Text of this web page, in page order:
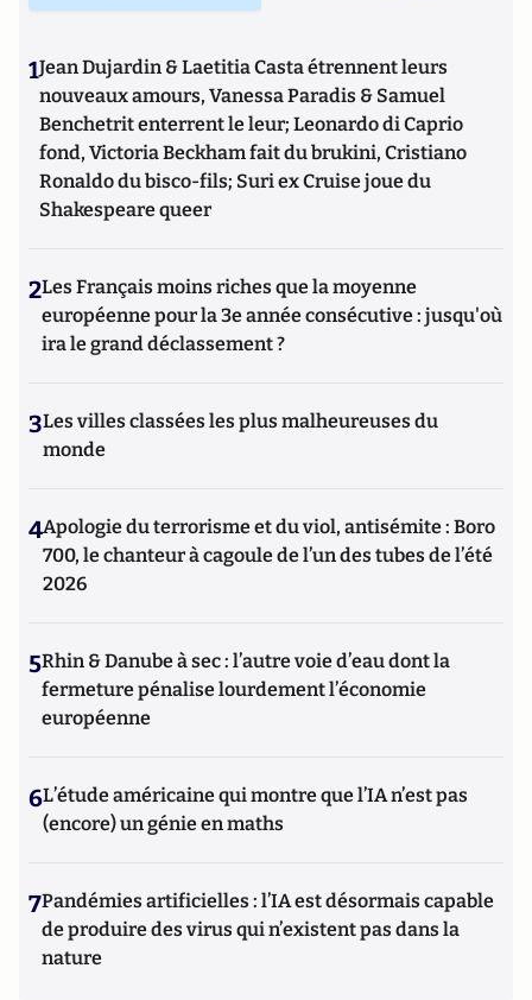
1Jean Dujardin & Laetitia Casta étrennent leurs
nouveaux amours, Vanessa Paradis & Samuel
Benchetrit enterrent le leur; Leonardo di Caprio
fond, Victoria Beckham fait du brukini, Cristiano
Ronaldo du bisco-fils; Suri ex Cruise joue du
Shakespeare queer
2Les Français moins riches que la moyenne
européenne pour la 3e année consécutive : jusqu'où
ira le grand déclassement ?
3Les villes classées les plus malheureuses du
monde
4Apologie du terrorisme et du viol, antisémite : Boro
700, le chanteur à cagoule de l’un des tubes de l’été
2026
5Rhin & Danube à sec : l’autre voie d’eau dont la
fermeture pénalise lourdement l’économie
européenne
6L’étude américaine qui montre que l’IA n’est pas
(encore) un génie en maths
7Pandémies artificielles : l’IA est désormais capable
de produire des virus qui n’existent pas dans la
nature